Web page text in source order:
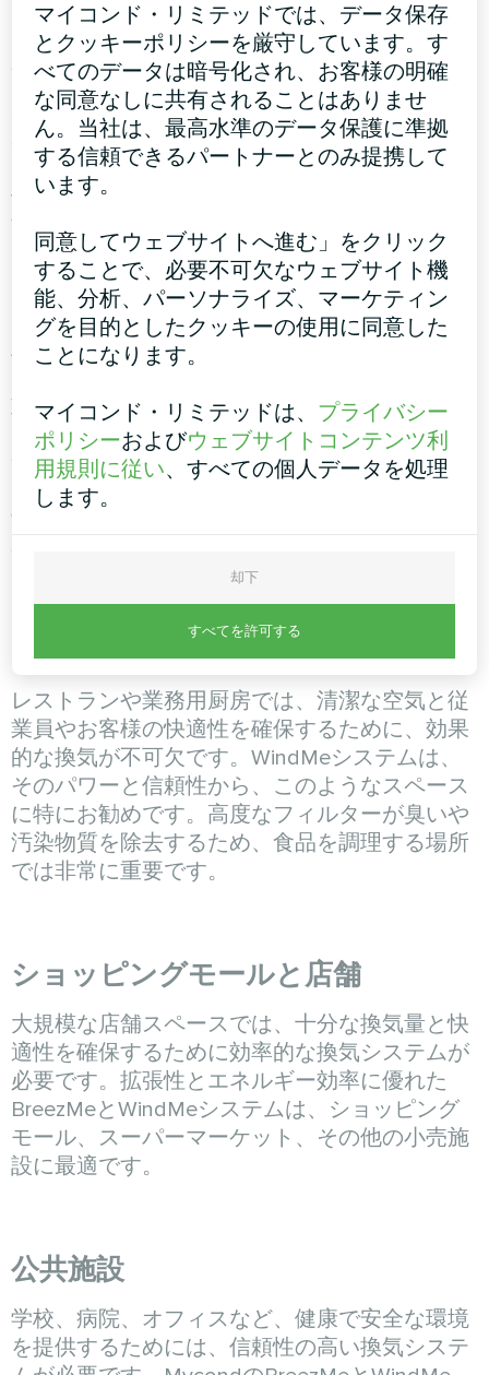
ホテル・宿泊施設
ホテルの宿泊客は、滞在中に最高の快適さを求
めています。BreezMeおよびWindMeシステム
は、ホテルの客室、ロビー、レストラン、その
他のエリアで新鮮でクリーンな空気を保証しま
す。高度なろ過技術により、汚染物質や臭いを
除去し、快適な雰囲気を作り出します。
会議センターや会議室
重要な会議やミーティングが行われる場所で
は、空気の質が最も重要です。マイコンドの換
気システムは、適切な空気循環を確保し、息苦
しさや疲労感を解消します。インテリジェント
制御システムにより、換気パラメーターは利用
レストラン・業務用厨房
レストランや業務用厨房では、清潔な空気と従
業員やお客様の快適性を確保するために、効果
的な換気が不可欠です。WindMeシステムは、
そのパワーと信頼性から、このようなスペース
に特にお勧めです。高度なフィルターが臭いや
汚染物質を除去するため、食品を調理する場所
では非常に重要です。
ショッピングモールと店舗
大規模な店舗スペースでは、十分な換気量と快
適性を確保するために効率的な換気システムが
必要です。拡張性とエネルギー効率に優れた
BreezMeとWindMeシステムは、ショッピング
モール、スーパーマーケット、その他の小売施
設に最適です。
公共施設
学校、病院、オフィスなど、健康で安全な環境
を提供するためには、信頼性の高い換気システ
マイコンド・リミテッドでは、データ保存
とクッキーポリシーを厳守しています。す
べてのデータは暗号化され、お客様の明確
な同意なしに共有されることはありませ
ん。当社は、最高水準のデータ保護に準拠
する信頼できるパートナーとのみ提携して
います。
同意してウェブサイトへ進む」をクリック
することで、必要不可欠なウェブサイト機
能、分析、パーソナライズ、マーケティン
グを目的としたクッキーの使用に同意した
ことになります。
マイコンド・リミテッドは、 プライバシー
ポリシーおよびウェブサイトコンテンツ利
用規則に従い、すべての個人データを処理
します。
却下
すべてを許可する